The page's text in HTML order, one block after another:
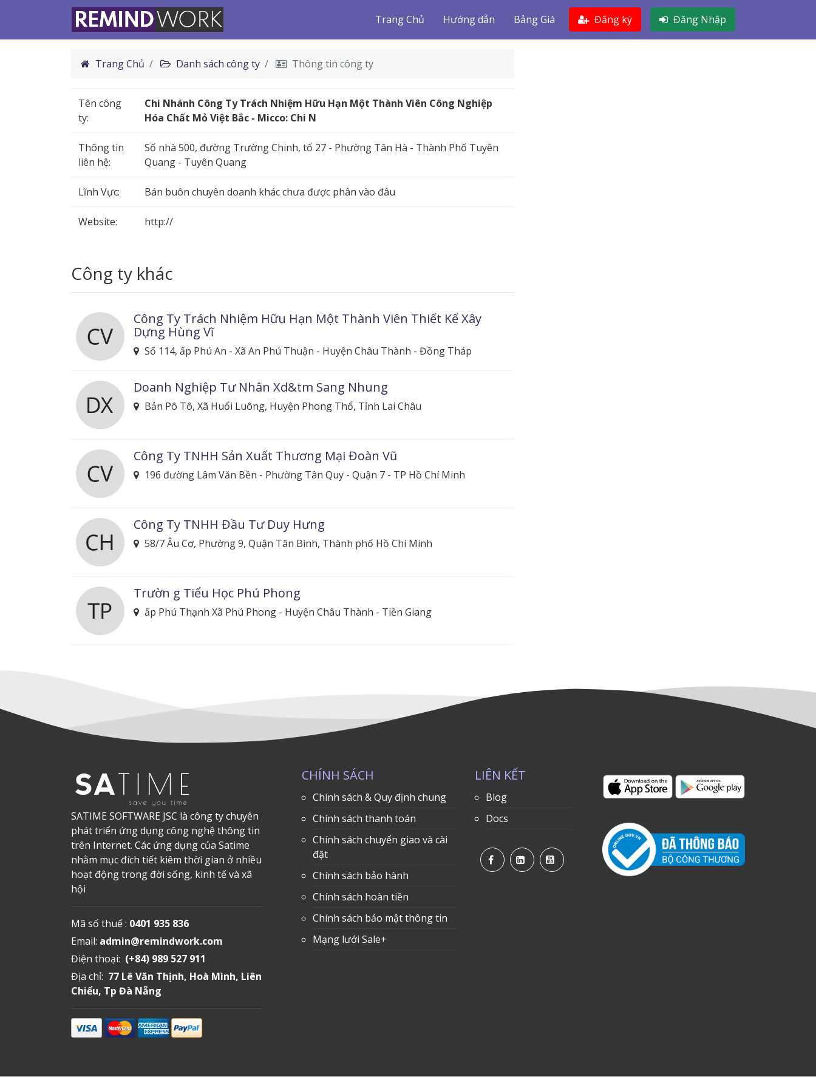
Trang Chủ Hướng dẫn Bảng Giá Đăng ký Đăng Nhập
Trang Chủ Danh sách công ty Thông tin công ty
Tên công
ty:
Chi Nhánh Công Ty Trách Nhiệm Hữu Hạn Một Thành Viên Công Nghiệp
Hóa Chất Mỏ Việt Bắc - Micco: Chi N
Thông tin
liên hệ:
Số nhà 500, đường Trường Chinh, tổ 27 - Phường Tân Hà - Thành Phố Tuyên
Quang - Tuyên Quang
Lĩnh Vực: Bán buôn chuyên doanh khác chưa được phân vào đâu
Website: http://
Công ty khác
Công Ty Trách Nhiệm Hữu Hạn Một Thành Viên Thiết Kế Xây
Dựng Hùng Vĩ
Số 114, ấp Phú An - Xã An Phú Thuận - Huyện Châu Thành - Đồng Tháp
Doanh Nghiệp Tư Nhân Xd&tm Sang Nhung
Bản Pô Tô, Xã Huổi Luông, Huyện Phong Thổ, Tỉnh Lai Châu
Công Ty TNHH Sản Xuất Thương Mại Đoàn Vũ
196 đường Lâm Văn Bền - Phường Tân Quy - Quận 7 - TP Hồ Chí Minh
Công Ty TNHH Đầu Tư Duy Hưng
58/7 Âu Cơ, Phường 9, Quận Tân Bình, Thành phố Hồ Chí Minh
Trườn g Tiểu Học Phú Phong
ấp Phú Thạnh Xã Phú Phong - Huyện Châu Thành - Tiền Giang
SATIME SOFTWARE JSC là công ty chuyên
phát triển ứng dụng công nghệ thông tin
trên Internet. Các ứng dụng của Satime
nhằm mục đích tiết kiêm thời gian ở nhiều
hoạt động trong đời sống, kinh tế và xã
hội
Mã số thuế : 0401 935 836
Email: admin@remindwork.com
Điện thoại: (+84) 989 527 911
Địa chỉ: 77 Lê Văn Thịnh, Hoà Mình, Liên
Chiểu, Tp Đà Nẵng
CHÍNH SÁCH
Chính sách & Quy định chung
Chính sách thanh toán
Chính sách chuyển giao và cài
đặt
Chính sách bảo hành
Chính sách hoàn tiền
Chính sách bảo mật thông tin
Mạng lưới Sale+
LIÊN KẾT
Blog
Docs